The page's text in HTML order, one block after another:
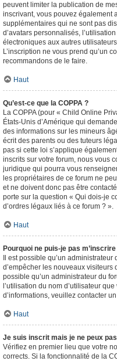
peuvent limiter la publication de
inscrivant, vous pouvez également
supplémentaires qui ne sont pas
d’avatars personnalisés,
électroniques aux autres
L’inscription ne vous prend qu’un
recommandons de le faire.
Haut
Qu’est-ce que la COPPA ?
La COPPA (pour « Child Online
États-Unis d’Amérique qui
des informations sur les mineurs
écrit des parents ou des tuteurs
pas si cette loi s’applique
inscrits sur votre forum, nous vous
juridique qui pourra vous
les propriétaires de ce forum ne
et ne doivent donc pas être
porte sur la question « Qui dois-je
d’ordres légaux liés à ce forum ? ».
Haut
Pourquoi ne puis-je pas m’inscrire
Il est possible qu’un
d’empêcher les nouveaux visiteurs
possible qu’un administrateur du
l’utilisation du nom d’utilisateur
d’informations, veuillez contacter
Haut
Je suis inscrit mais je ne peux
Vérifiez en premier lieu que votre
corrects. Si la fonctionnalité de la